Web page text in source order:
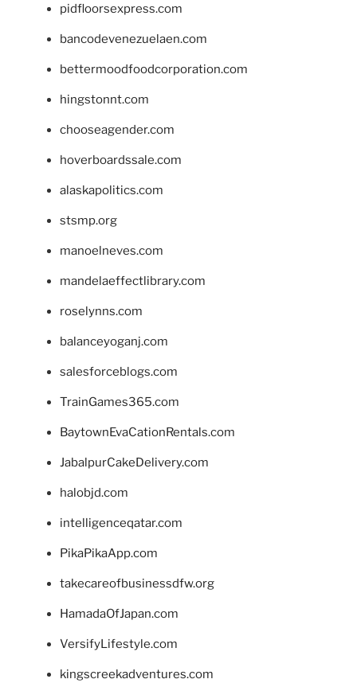
pidfloorsexpress.com
bancodevenezuelaen.com
bettermoodfoodcorporation.com
hingstonnt.com
chooseagender.com
hoverboardssale.com
alaskapolitics.com
stsmp.org
manoelneves.com
mandelaeffectlibrary.com
roselynns.com
balanceyoganj.com
salesforceblogs.com
TrainGames365.com
BaytownEvaCationRentals.com
JabalpurCakeDelivery.com
halobjd.com
intelligenceqatar.com
PikaPikaApp.com
takecareofbusinessdfw.org
HamadaOfJapan.com
VersifyLifestyle.com
kingscreekadventures.com